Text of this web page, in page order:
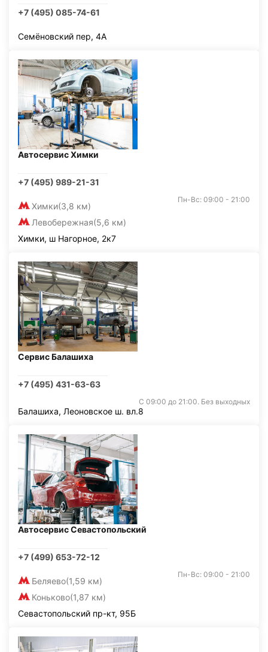
+7 (495) 085-74-61
Семёновский пер, 4А
Автосервис Химки
+7 (495) 989-21-31
Химки(3,8 км)
Левобережная(5,6 км)
Пн-Вс: 09:00 - 21:00
Химки, ш Нагорное, 2к7
Сервис Балашиха
+7 (495) 431-63-63
С 09:00 до 21:00. Без выходных
Балашиха, Леоновское ш. вл.8
Автосервис Севастопольский
+7 (499) 653-72-12
Беляево(1,59 км)
Коньково(1,87 км)
Пн-Вс: 09:00 - 21:00
Севастопольский пр-кт, 95Б